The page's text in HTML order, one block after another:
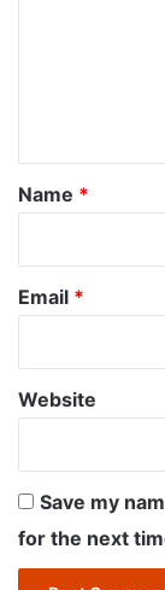
*
Name *
Email *
Website
Save my
for the next